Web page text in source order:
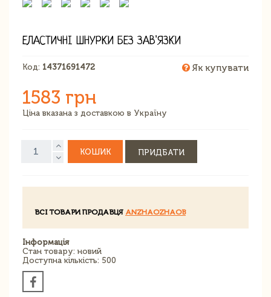
ЕЛАСТИЧНІ ШНУРКИ БЕЗ ЗАВ'ЯЗКИ
Код: 14371691472 Як купувати
1583 грн
Ціна вказана з доставкою в Україну
КОШИК ПРИДБАТИ
ВСІ ТОВАРИ ПРОДАВЦЯ ANZHAOZHAOB
Інформація
Стан товару: новий
Доступна кількість: 500